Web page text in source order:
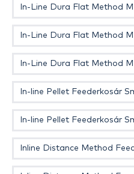
In-Line Dura Flat Method
In-Line Dura Flat Method
In-Line Dura Flat Method
In-line Pellet Feederkosár
In-line Pellet Feederkosár
Inline Distance Method